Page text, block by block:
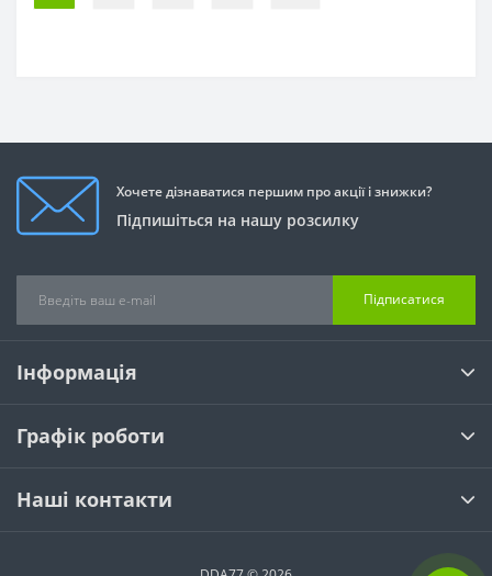
Хочете дізнаватися першим про акції і знижки?
Підпишіться на нашу розсилку
Підписатися
Інформація
Графік роботи
Наші контакти